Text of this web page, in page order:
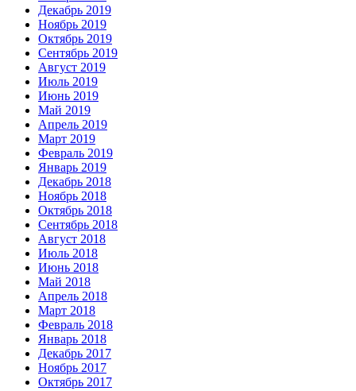
Декабрь 2019
Ноябрь 2019
Октябрь 2019
Сентябрь 2019
Август 2019
Июль 2019
Июнь 2019
Май 2019
Апрель 2019
Март 2019
Февраль 2019
Январь 2019
Декабрь 2018
Ноябрь 2018
Октябрь 2018
Сентябрь 2018
Август 2018
Июль 2018
Июнь 2018
Май 2018
Апрель 2018
Март 2018
Февраль 2018
Январь 2018
Декабрь 2017
Ноябрь 2017
Октябрь 2017